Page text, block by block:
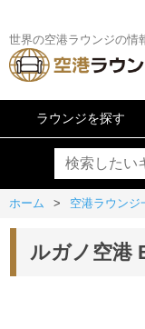
世界の空港ラウンジの情
ラウンジを探す
ホーム 空港ラウンジ
ルガノ空港